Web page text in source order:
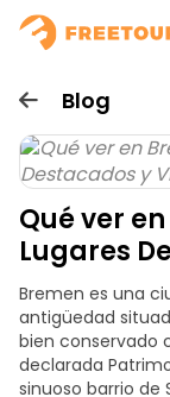
Blog
Qué ver
Lugares
Bremen es una
antigüedad
bien conservado
declarada
sinuoso barrio de